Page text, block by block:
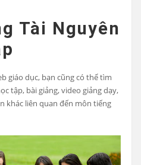
Tài Nguyên
giáo dục, bạn cũng có thể tìm
tập, bài giảng, video giảng dạy,
khác liên quan đến môn tiếng